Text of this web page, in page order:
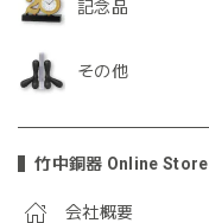
記念品
その他
竹中銅器 Online Store
会社概要